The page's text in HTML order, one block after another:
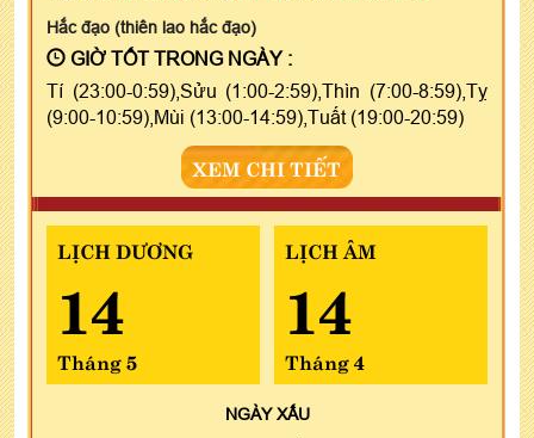
Hắc đạo (thiên lao hắc đạo)
GIỜ TỐT TRONG NGÀY :
Tí (23:00-0:59),Sửu (1:00-2:59),Thìn (7:00-8:59),Tỵ
(9:00-10:59),Mùi (13:00-14:59),Tuất (19:00-20:59)
XEM CHI TIẾT
LỊCH DƯƠNG
14
Tháng 5
LỊCH ÂM
14
Tháng 4
NGÀYXẤU